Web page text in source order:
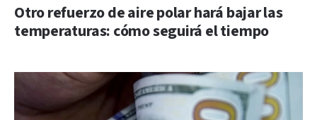
Otro refuerzo de aire polar hará bajar las
temperaturas: cómo seguirá el tiempo